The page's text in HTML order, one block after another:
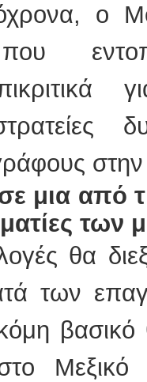
ο
στην
μια από
θα
των
Μεξικό